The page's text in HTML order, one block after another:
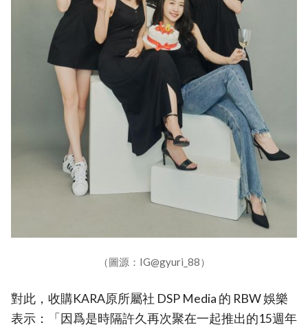
（圖源：IG@gyuri_88）
對此，收購KARA原所屬社 DSP Media 的 RBW 娛樂
表示：「因爲是時隔許久再次聚在一起推出的15週年